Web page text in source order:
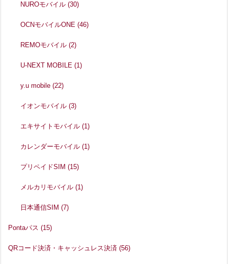
NUROモバイル(30)
OCNモバイルONE(46)
REMOモバイル(2)
U-NEXT MOBILE(1)
y.u mobile(22)
イオンモバイル(3)
エキサイトモバイル(1)
カレンダーモバイル(1)
プリペイドSIM(15)
メルカリモバイル(1)
日本通信SIM(7)
Pontaパス (15)
QRコード決済・キャッシュレス決済 (56)